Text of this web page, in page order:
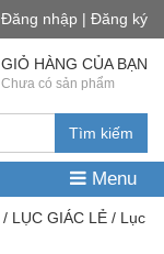
Đăng nhập | Đăng ký
Tìm kiếm
GIỎ HÀNG CỦA BẠN
Chưa có sản phẩm
Menu
/ LỤC GIÁC LẺ / Lục